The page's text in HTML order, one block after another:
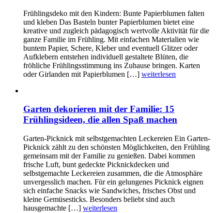
Frühlingsdeko mit den Kindern: Bunte Papierblumen falten
und kleben Das Basteln bunter Papierblumen bietet eine
kreative und zugleich pädagogisch wertvolle Aktivität für die
ganze Familie im Frühling. Mit einfachen Materialien wie
buntem Papier, Schere, Kleber und eventuell Glitzer oder
Aufklebern entstehen individuell gestaltete Blüten, die
fröhliche Frühlingsstimmung ins Zuhause bringen. Karten
oder Girlanden mit Papierblumen […] weiterlesen
Garten dekorieren mit der Familie: 15
Frühlingsideen, die allen Spaß machen
Garten-Picknick mit selbstgemachten Leckereien Ein Garten-
Picknick zählt zu den schönsten Möglichkeiten, den Frühling
gemeinsam mit der Familie zu genießen. Dabei kommen
frische Luft, bunt gedeckte Picknickdecken und
selbstgemachte Leckereien zusammen, die die Atmosphäre
unvergesslich machen. Für ein gelungenes Picknick eignen
sich einfache Snacks wie Sandwiches, frisches Obst und
kleine Gemüsesticks. Besonders beliebt sind auch
hausgemachte […] weiterlesen